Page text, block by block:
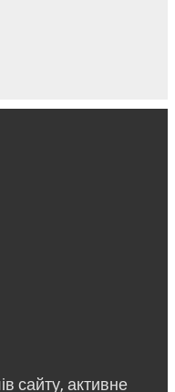
сайту, активне